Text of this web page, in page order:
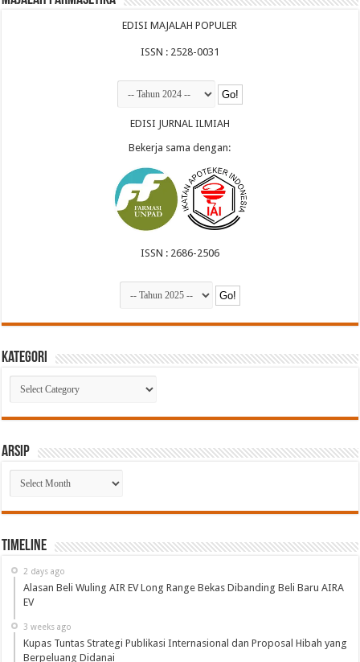
EDISI MAJALAH POPULER
ISSN : 2528-0031
EDISI JURNAL ILMIAH
Bekerja sama dengan:
ISSN : 2686-2506
Kategori
Kategori
Arsip
Arsip
Timeline
2 days ago
Alasan Beli Wuling AIR EV Long Range Bekas Dibanding Beli Baru AIRA
EV
3 weeks ago
Kupas Tuntas Strategi Publikasi Internasional dan Proposal Hibah yang
Berpeluang Didanai